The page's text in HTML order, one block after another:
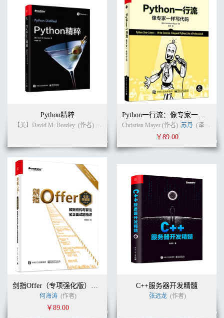
Python精粹
【美】David M. Beazley (作者) 卢俊祥 (译者)
Python一行流：像专家一样写代码
Christian Mayer (作者) 苏丹 (译者)
￥89.00
剑指Offer（专项强化版）：数据结构与算法名企面试题精讲
何海涛 (作者)
￥89.00
C++服务器开发精髓
张远龙 (作者)